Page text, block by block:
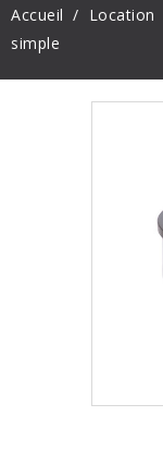
Accueil Location
simple